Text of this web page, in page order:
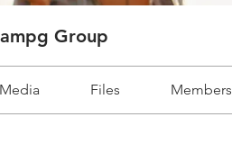
Group
Media Files Members